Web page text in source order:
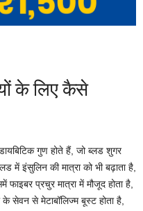
के लिए कैसे
गुण होते हैं, जो ब्लड शुगर
इंसुलिन की मात्रा को भी बढ़ाता है,
फाइबर प्रचुर मात्रा में मौजूद होता है,
सेवन से मेटाबॉलिज्म बूस्ट होता है,